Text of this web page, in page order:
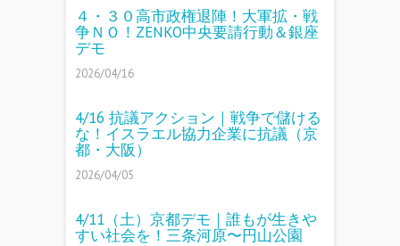
４・３０高市政権退陣！大軍拡・戦
争ＮＯ！ZENKO中央要請行動＆銀座
デモ
2026/04/16
4/16 抗議アクション｜戦争で儲ける
な！イスラエル協力企業に抗議（京
都・大阪）
2026/04/05
4/11（土）京都デモ｜誰もが生きや
すい社会を！三条河原〜円山公園